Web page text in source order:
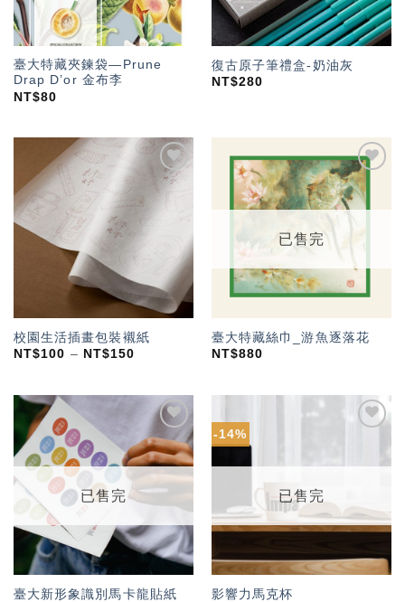
臺大特藏夾鍊袋—Prune
Drap D’or 金布李
NT$80
復古原子筆禮盒-奶油灰
NT$280
加入
「願
校園生活插畫包裝襯紙
NT$100 – NT$150
加入
「願
望輕
已售完
臺大特藏絲巾_游魚逐落花
NT$880
加入
「願
望輕
單」
已售完
臺大新形象識別馬卡龍貼紙
-14%
望輕
已售完
影響力馬克杯